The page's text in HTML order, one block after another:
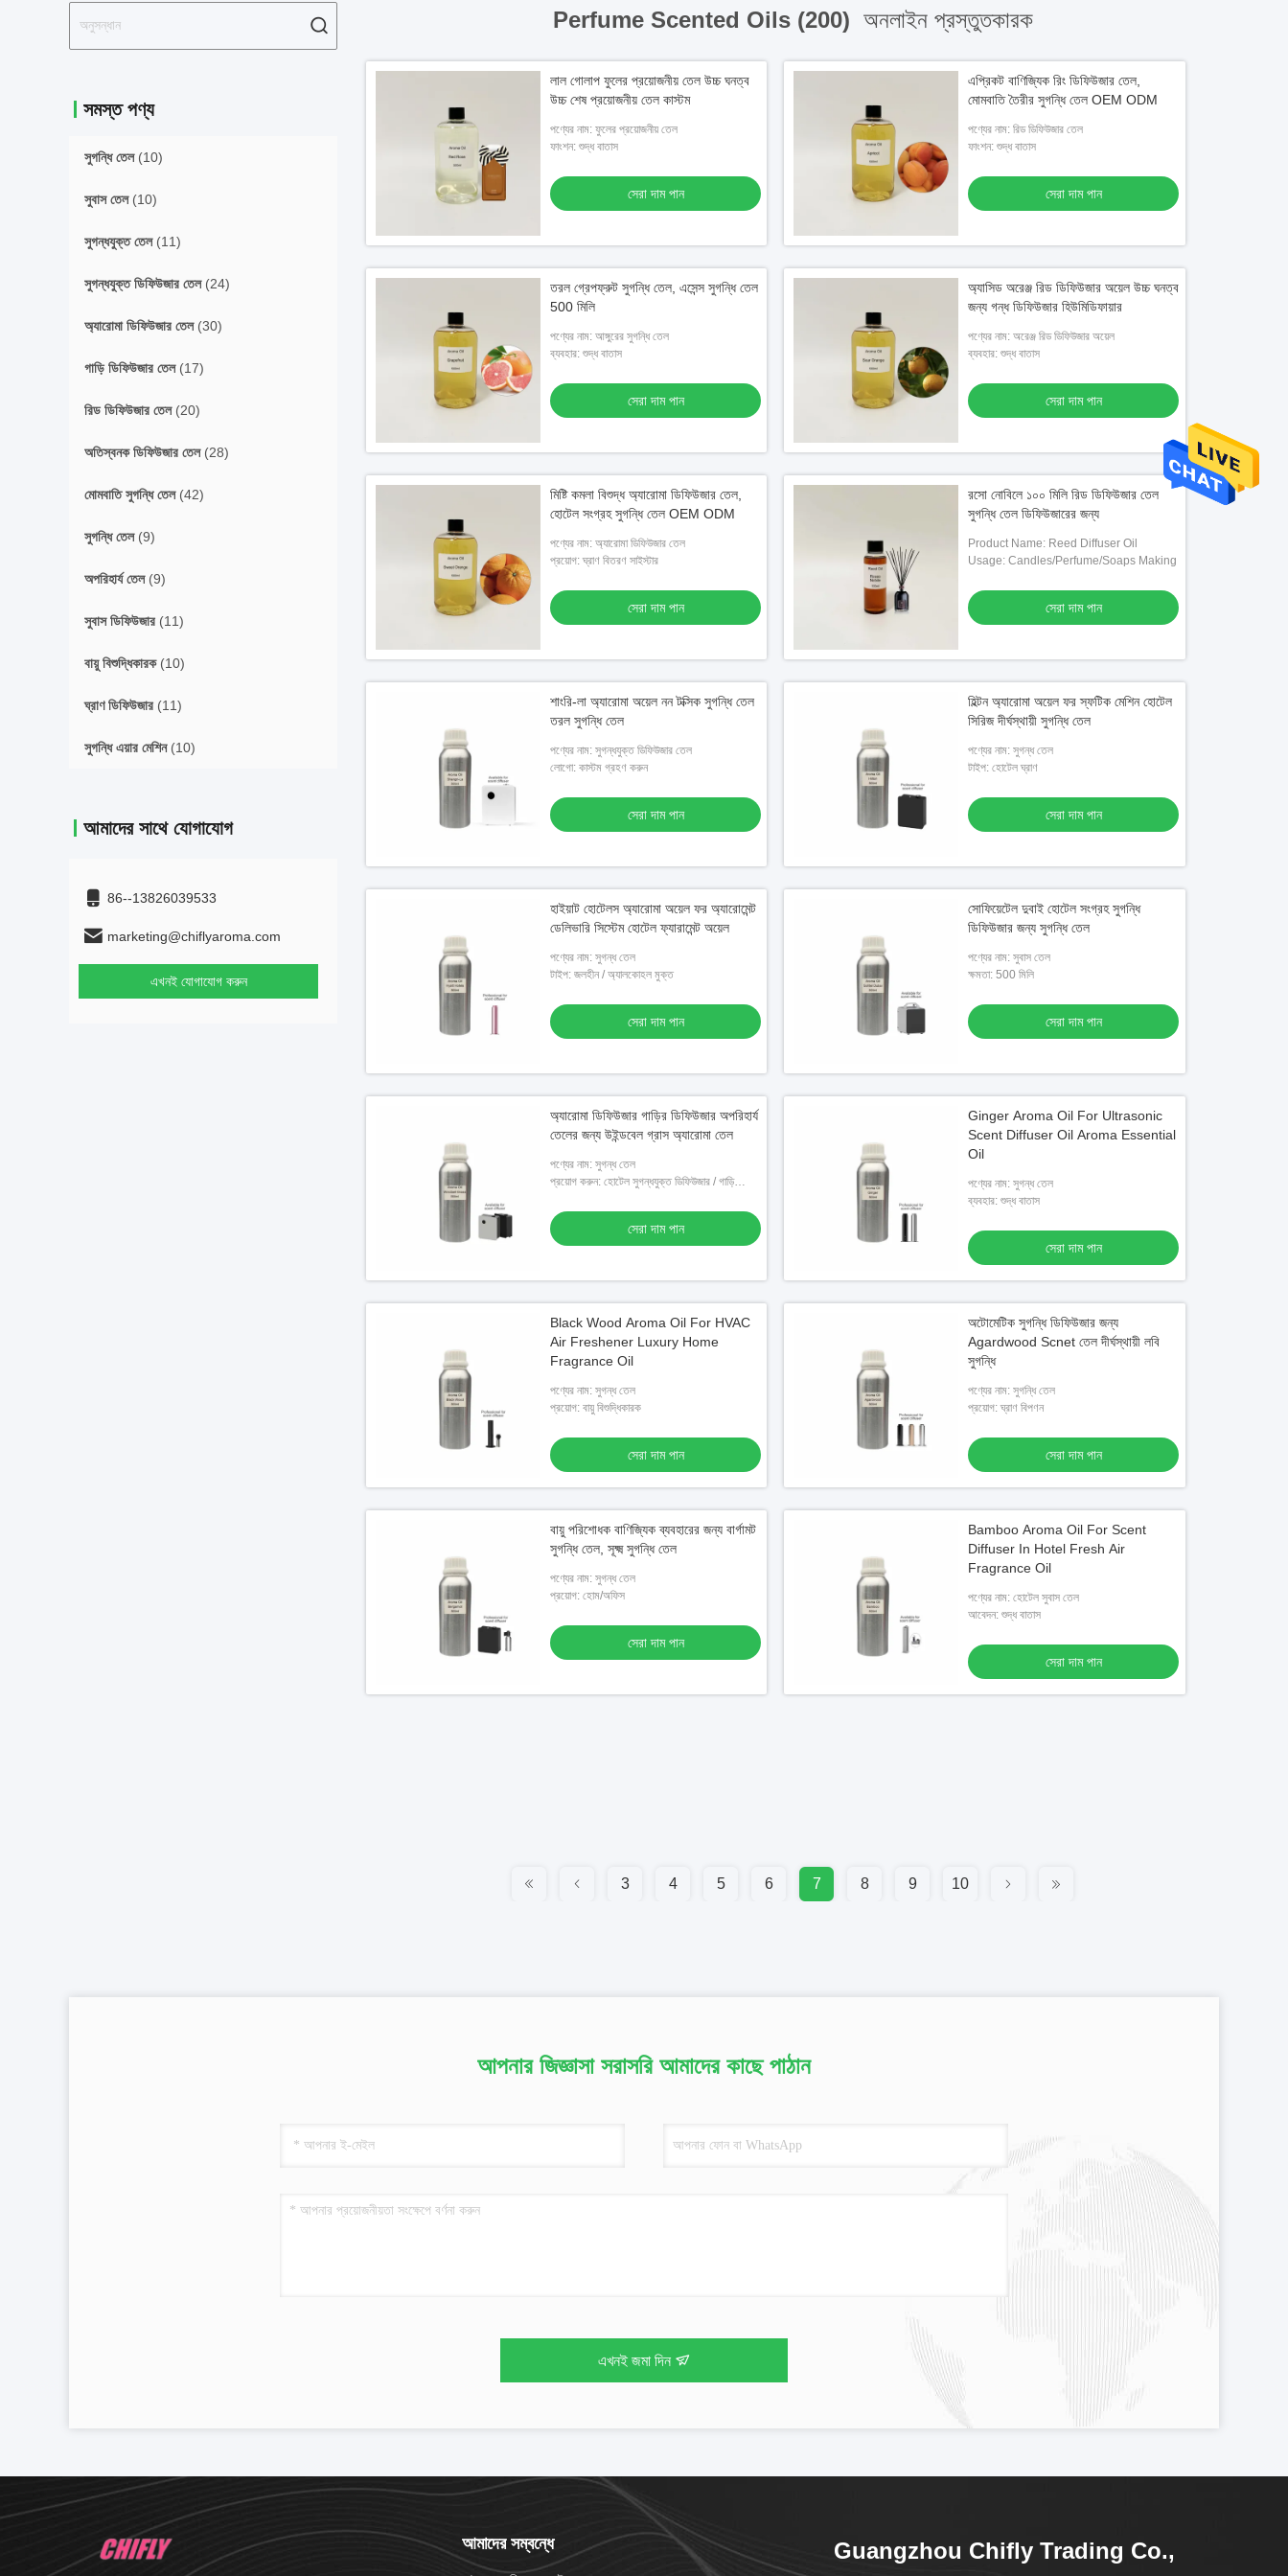
সমস্ত পণ্য
সুগন্ধি তেল(10)
সুবাস তেল(10)
সুগন্ধযুক্ত তেল(11)
সুগন্ধযুক্ত ডিফিউজার তেল(24)
অ্যারোমা ডিফিউজার তেল(30)
গাড়ি ডিফিউজার তেল(17)
রিড ডিফিউজার তেল(20)
অতিস্বনক ডিফিউজার তেল(28)
মোমবাতি সুগন্ধি তেল(42)
সুগন্ধি তেল(9)
অপরিহার্য তেল(9)
সুবাস ডিফিউজার (11)
বায়ু বিশুদ্ধিকারক(10)
ঘ্রাণ ডিফিউজার (11)
সুগন্ধি এয়ার মেশিন(10)
আমাদের সাথে যোগাযোগ
86--13826039533
marketing@chiflyaroma.com
এখনই যোগাযোগ করুন
Perfume Scented Oils (200) অনলাইন প্রস্তুতকারক
লাল গোলাপ ফুলের প্রয়োজনীয় তেল উচ্চ ঘনত্ব
উচ্চ শেষ প্রয়োজনীয় তেল কাস্টম
পণ্যের নাম: ফুলের প্রয়োজনীয় তেল
ফাংশন: শুদ্ধ বাতাস
সেরা দাম পান
এপ্রিকট বাণিজ্যিক রিং ডিফিউজার তেল,
মোমবাতি তৈরীর সুগন্ধি তেল OEM ODM
পণ্যের নাম: রিড ডিফিউজার তেল
ফাংশন: শুদ্ধ বাতাস
সেরা দাম পান
তরল গ্রেপফ্রুট সুগন্ধি তেল, এসেন্স সুগন্ধি তেল
500 মিলি
পণ্যের নাম: আঙ্গুরের সুগন্ধি তেল
ব্যবহার: শুদ্ধ বাতাস
সেরা দাম পান
অ্যাসিড অরেঞ্জ রিড ডিফিউজার অয়েল উচ্চ ঘনত্ব
জন্য গন্ধ ডিফিউজার হিউমিডিফায়ার
পণ্যের নাম: অরেঞ্জ রিড ডিফিউজার অয়েল
ব্যবহার: শুদ্ধ বাতাস
সেরা দাম পান
মিষ্টি কমলা বিশুদ্ধ অ্যারোমা ডিফিউজার তেল,
হোটেল সংগ্রহ সুগন্ধি তেল OEM ODM
পণ্যের নাম: অ্যারোমা ডিফিউজার তেল
প্রয়োগ: ঘ্রাণ বিতরণ সাইস্টার
সেরা দাম পান
রসো নোবিলে ১০০ মিলি রিড ডিফিউজার তেল
সুগন্ধি তেল ডিফিউজারের জন্য
Product Name: Reed Diffuser Oil
Usage: Candles/Perfume/Soaps Making
সেরা দাম পান
শাংরি-লা অ্যারোমা অয়েল নন টক্সিক সুগন্ধি তেল
তরল সুগন্ধি তেল
পণ্যের নাম: সুগন্ধযুক্ত ডিফিউজার তেল
লোগো: কাস্টম গ্রহণ করুন
সেরা দাম পান
হিল্টন অ্যারোমা অয়েল ফর স্ফটিক মেশিন হোটেল
সিরিজ দীর্ঘস্থায়ী সুগন্ধি তেল
পণ্যের নাম: সুগন্ধ তেল
টাইপ: হোটেল ঘ্রাণ
সেরা দাম পান
হাইয়াট হোটেলস অ্যারোমা অয়েল ফর অ্যারোমেন্ট
ডেলিভারি সিস্টেম হোটেল ফ্যারামেন্ট অয়েল
পণ্যের নাম: সুগন্ধ তেল
টাইপ: জলহীন / অ্যালকোহল মুক্ত
সেরা দাম পান
সোফিয়েটেল দুবাই হোটেল সংগ্রহ সুগন্ধি
ডিফিউজার জন্য সুগন্ধি তেল
পণ্যের নাম: সুবাস তেল
ক্ষমতা: 500 মিলি
সেরা দাম পান
অ্যারোমা ডিফিউজার গাড়ির ডিফিউজার অপরিহার্য
তেলের জন্য উইন্ডবেল গ্রাস অ্যারোমা তেল
পণ্যের নাম: সুগন্ধ তেল
প্রয়োগ করুন: হোটেল সুগন্ধযুক্ত ডিফিউজার / গাড়ি
সেরা দাম পান
Ginger Aroma Oil For Ultrasonic
Scent Diffuser Oil Aroma Essential
Oil
পণ্যের নাম: সুগন্ধ তেল
ব্যবহার: শুদ্ধ বাতাস
সেরা দাম পান
Black Wood Aroma Oil For HVAC
Air Freshener Luxury Home
Fragrance Oil
পণ্যের নাম: সুগন্ধ তেল
প্রয়োগ: বায়ু বিশুদ্ধিকারক
সেরা দাম পান
অটোমেটিক সুগন্ধি ডিফিউজার জন্য
Agardwood Scnet তেল দীর্ঘস্থায়ী লবি
সুগন্ধি
পণ্যের নাম: সুগন্ধি তেল
প্রয়োগ: ঘ্রাণ বিপণন
সেরা দাম পান
বায়ু পরিশোধক বাণিজ্যিক ব্যবহারের জন্য বার্গামট
সুগন্ধি তেল, সূক্ষ্ম সুগন্ধি তেল
পণ্যের নাম: সুগন্ধ তেল
প্রয়োগ: হোম/অফিস
সেরা দাম পান
Bamboo Aroma Oil For Scent
Diffuser In Hotel Fresh Air
Fragrance Oil
পণ্যের নাম: হোটেল সুবাস তেল
আবেদন: শুদ্ধ বাতাস
সেরা দাম পান
3 4 5 6 7 8 9 10
আপনার জিজ্ঞাসা সরাসরি আমাদের কাছে পাঠান
এখনই জমা দিন
আমাদের সম্বন্ধে
Guangzhou Chifly Trading Co.,